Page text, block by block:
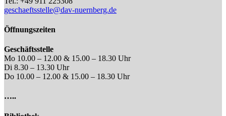
geschaeftsstelle@dav-nuernberg.de
Öffnungszeiten
Geschäftsstelle
Mo 10.00 – 12.00 & 15.00 – 18.30 Uhr
Di 8.30 – 13.30 Uhr
Do 10.00 – 12.00 & 15.00 – 18.30 Uhr
…..